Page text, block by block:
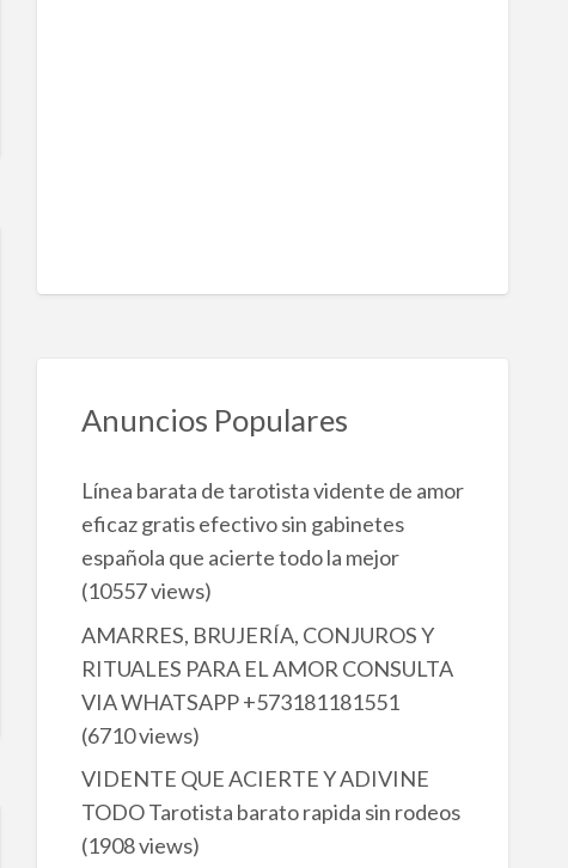
Anuncios Populares
Línea barata de tarotista vidente de amor
eficaz gratis efectivo sin gabinetes
española que acierte todo la mejor
(10557 views)
AMARRES, BRUJERÍA, CONJUROS Y
RITUALES PARA EL AMOR CONSULTA
VIA WHATSAPP +573181181551
(6710 views)
VIDENTE QUE ACIERTE Y ADIVINE
TODO Tarotista barato rapida sin rodeos
(1908 views)